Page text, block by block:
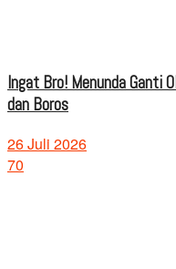
Ingat Bro! Menunda Ganti
dan Boros
26 Juli 2026
70